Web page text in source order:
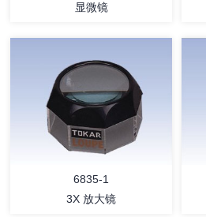
详情
显微镜
6835-1
3X 放大镜